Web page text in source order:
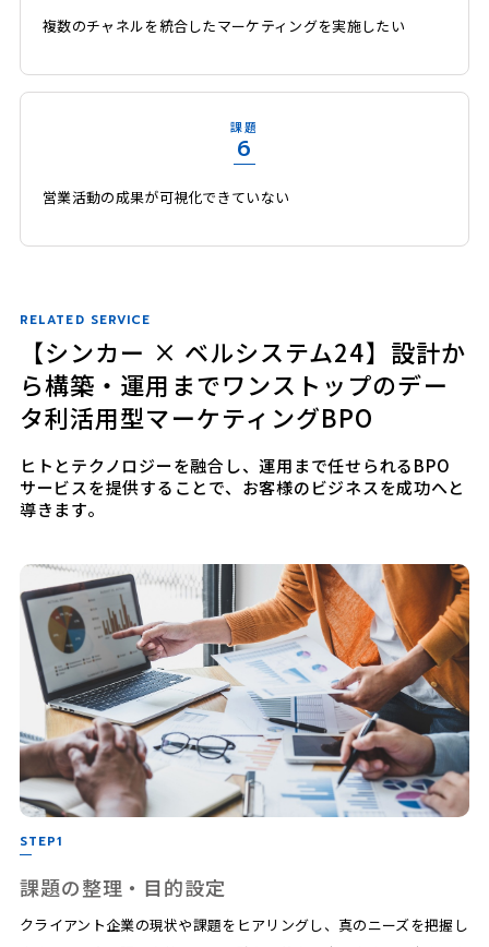
複数のチャネルを統合したマーケティングを実施したい
課題
6
営業活動の成果が可視化できていない
RELATED SERVICE
【シンカー × ベルシステム24】設計か
ら構築・運用までワンストップのデー
タ利活用型マーケティングBPO
ヒトとテクノロジーを融合し、運用まで任せられるBPO
サービスを提供することで、お客様のビジネスを成功へと
導きます。
STEP1
課題の整理・目的設定
クライアント企業の現状や課題をヒアリングし、真のニーズを把握し